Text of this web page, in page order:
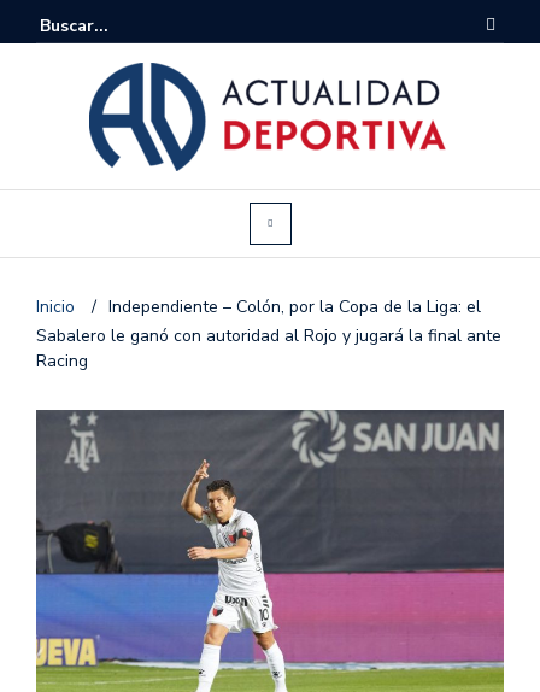
Inicio / Independiente – Colón, por la Copa de la Liga: el
Sabalero le ganó con autoridad al Rojo y jugará la final ante
Racing